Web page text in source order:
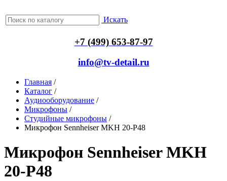
Искать
+7 (499) 653-87-97
info@tv-detail.ru
Главная /
Каталог /
Аудиооборудование /
Микрофоны /
Студийные микрофоны /
Микрофон Sennheiser MKH 20-P48
Микрофон Sennheiser MKH
20-P48